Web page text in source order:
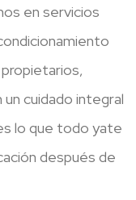
en servicios
cuidado integral
lo que todo yate
después de